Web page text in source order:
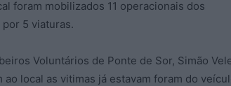
foram mobilizados 11 operacionais dos
5 viaturas.
Voluntários de Ponte de Sor, Simão
local as vitimas já estavam foram do